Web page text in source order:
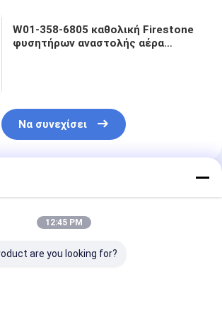
W01-358-6805 καθολική Firestone
φυσητήρων αναστολής αέρα
Να συνεχίσει
12:45 PM
are you looking for?